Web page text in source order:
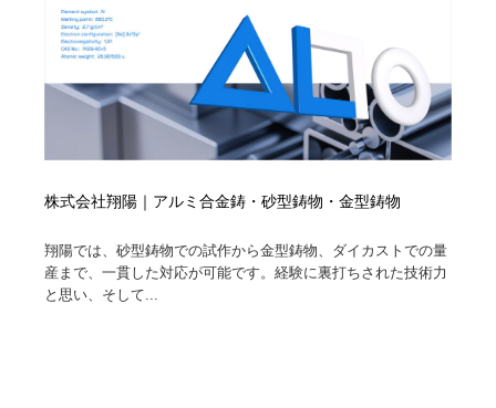
株式会社翔陽｜アルミ合金鋳・砂型鋳物・金型鋳物
翔陽では、砂型鋳物での試作から金型鋳物、ダイカストでの量
産まで、一貫した対応が可能です。経験に裏打ちされた技術力
と思い、そして...